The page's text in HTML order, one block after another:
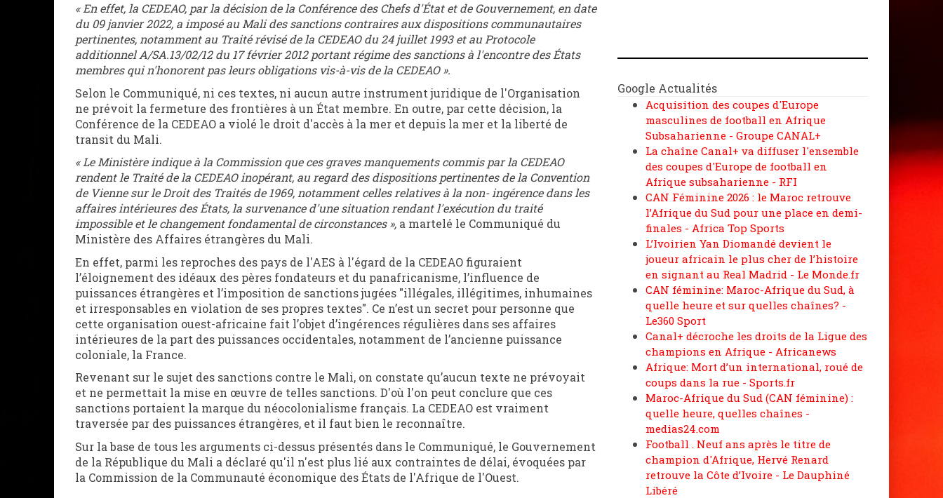
« En effet, la CEDEAO, par la décision de la Conférence des Chefs d'État et de Gouvernement, en date
du 09 janvier 2022, a imposé au Mali des sanctions contraires aux dispositions communautaires
pertinentes, notamment au Traité révisé de la CEDEAO du 24 juillet 1993 et au Protocole
additionnel A/SA.13/02/12 du 17 février 2012 portant régime des sanctions à l'encontre des États
membres qui n'honorent pas leurs obligations vis-à-vis de la CEDEAO ».
Selon le Communiqué, ni ces textes, ni aucun autre instrument juridique de l'Organisation
ne prévoit la fermeture des frontières à un État membre. En outre, par cette décision, la
Conférence de la CEDEAO a violé le droit d'accès à la mer et depuis la mer et la liberté de
transit du Mali.
« Le Ministère indique à la Commission que ces graves manquements commis par la CEDEAO
rendent le Traité de la CEDEAO inopérant, au regard des dispositions pertinentes de la Convention
de Vienne sur le Droit des Traités de 1969, notamment celles relatives à la non- ingérence dans les
affaires intérieures des États, la survenance d'une situation rendant l'exécution du traité
impossible et le changement fondamental de circonstances », a martelé le Communiqué du
Ministère des Affaires étrangères du Mali.
En effet, parmi les reproches des pays de l'AES à l'égard de la CEDEAO figuraient
l’éloignement des idéaux des pères fondateurs et du panafricanisme, l’influence de
puissances étrangères et l’imposition de sanctions jugées "illégales, illégitimes, inhumaines
et irresponsables en violation de ses propres textes". Ce n’est un secret pour personne que
cette organisation ouest-africaine fait l’objet d’ingérences régulières dans ses affaires
intérieures de la part des puissances occidentales, notamment de l’ancienne puissance
coloniale, la France.
Revenant sur le sujet des sanctions contre le Mali, on constate qu’aucun texte ne prévoyait
et ne permettait la mise en œuvre de telles sanctions. D'où l'on peut conclure que ces
sanctions portaient la marque du néocolonialisme français. La CEDEAO est vraiment
traversée par des puissances étrangères, et il faut bien le reconnaître.
Sur la base de tous les arguments ci-dessus présentés dans le Communiqué, le Gouvernement
de la République du Mali a déclaré qu'il n'est plus lié aux contraintes de délai, évoquées par
la Commission de la Communauté économique des États de l'Afrique de l'Ouest.
Google Actualités
Acquisition des coupes d'Europe
masculines de football en Afrique
Subsaharienne - Groupe CANAL+
La chaîne Canal+ va diffuser l'ensemble
des coupes d'Europe de football en
Afrique subsaharienne - RFI
CAN Féminine 2026 : le Maroc retrouve
l’Afrique du Sud pour une place en demi-
finales - Africa Top Sports
L’Ivoirien Yan Diomandé devient le
joueur africain le plus cher de l’histoire
en signant au Real Madrid - Le Monde.fr
CAN féminine: Maroc-Afrique du Sud, à
quelle heure et sur quelles chaînes? -
Le360 Sport
Canal+ décroche les droits de la Ligue des
champions en Afrique - Africanews
Afrique: Mort d’un international, roué de
coups dans la rue - Sports.fr
Maroc-Afrique du Sud (CAN féminine) :
quelle heure, quelles chaînes -
medias24.com
Football . Neuf ans après le titre de
champion d'Afrique, Hervé Renard
retrouve la Côte d’Ivoire - Le Dauphiné
Libéré